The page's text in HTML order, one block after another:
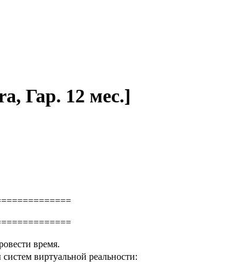
Гар. 12 мес.]
время.
виртуальной реальности: